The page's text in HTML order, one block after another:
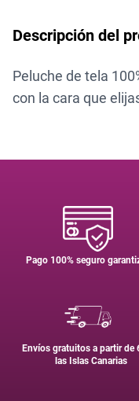
Descripción del
Peluche de tela
con la cara que
Pago 100% seguro
Envíos gratuitos a partir de
las Islas Canarias